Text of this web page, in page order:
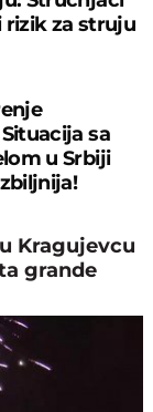
za struju
sa
u Srbiji
Kragujevcu
grande